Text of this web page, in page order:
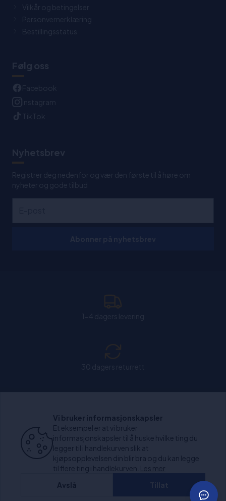
Vilkår og betingelser
Personvernerklæring
Bestillingsstatus
Følg oss
Facebook
Instagram
TikTok
Nyhetsbrev
Registrer deg nedenfor og vær den første til å høre om
nyheter og gode tilbud
Chat: Åpen alle hverdager fra kl. 11:00-15:30.
+1000 anmeldelser
Vi bruker informasjonskapsler
Et eksempel er at vi bruker
informasjonskapsler til å huske hvilke ting du
legger til i handlekurven slik at
kjøpsopplevelsen din blir bra og du kan legge
til flere ting i handlekurven. Les mer
Avslå